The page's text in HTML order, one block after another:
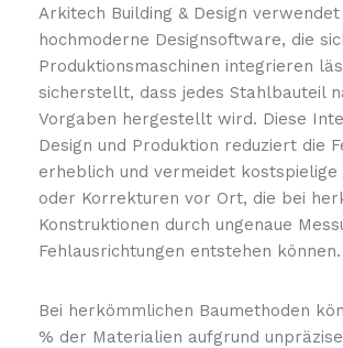
Arkitech Building & Design verwendet
hochmoderne Designsoftware, die
Produktionsmaschinen integrieren
sicherstellt, dass jedes Stahlbauteil
Vorgaben hergestellt wird. Diese
Design und Produktion reduziert die
erheblich und vermeidet kostspielige
oder Korrekturen vor Ort, die bei
Konstruktionen durch ungenaue
Fehlausrichtungen entstehen können.
Bei herkömmlichen Baumethoden
% der Materialien aufgrund